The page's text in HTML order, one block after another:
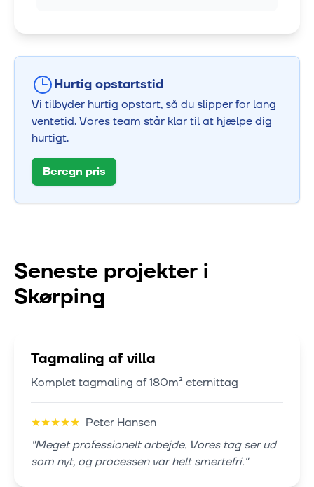
Hurtig opstartstid
Vi tilbyder hurtig opstart, så du slipper for lang
ventetid. Vores team står klar til at hjælpe dig
hurtigt.
Beregn pris
Seneste projekter i
Skørping
Tagmaling af villa
Komplet tagmaling af 180m² eternittag
★★★★★ Peter Hansen
"Meget professionelt arbejde. Vores tag ser ud
som nyt, og processen var helt smertefri."